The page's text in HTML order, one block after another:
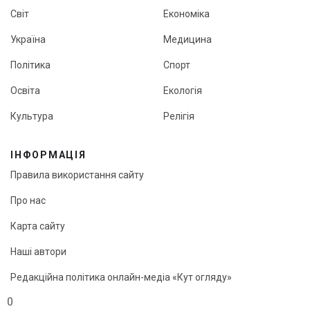
0
Світ
Україна
Політика
Освіта
Культура
Економіка
Медицина
Спорт
Екологія
Релігія
ІНФОРМАЦІЯ
Правила використання сайту
Про нас
Карта сайту
Наші автори
Редакційна політика онлайн-медіа «Кут огляду»